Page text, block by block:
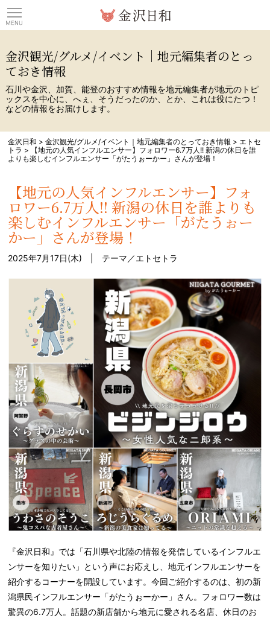
金沢観光/グルメ/イベント｜地元編集者のとっ
ておき情報
石川や金沢、加賀、能登のおすすめ情報を地元編集者が地元のトピ
ックスを中心に、へぇ、そうだったのか、とか、これは役にたつ！
などの情報をお届けします。
金沢日和 >金沢観光/グルメ/イベント｜地元編集者のとっておき情報 >エトセ
トラ >
【地元の人気インフルエンサー】フォロワー6.7万人!! 新潟の休日を誰
よりも楽しむインフルエンサー「がたうぉーかー」さんが登場！
【地元の人気インフルエンサー】フォ
ロワー6.7万人!! 新潟の休日を誰よりも
楽しむインフルエンサー「がたうぉー
かー」さんが登場！
2025年7月17日(木) | テーマ／エトセトラ
『金沢日和』では「石川県や北陸の情報を発信しているインフルエ
ンサーを知りたい」という声にお応えし、地元インフルエンサーを
紹介するコーナーを開設しています。今回ご紹介するのは、初の新
潟県民インフルエンサー「がたうぉーかー」さん。フォロワー数は
驚異の6.7万人。話題の新店舗から地元に愛される名店、休日のお